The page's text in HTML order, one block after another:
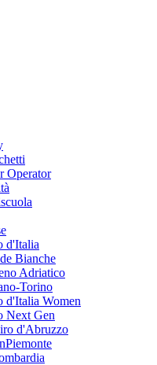
Operator
d'Italia
Bianche
Adriatico
Torino
d'Italia Women
Next Gen
d'Abruzzo